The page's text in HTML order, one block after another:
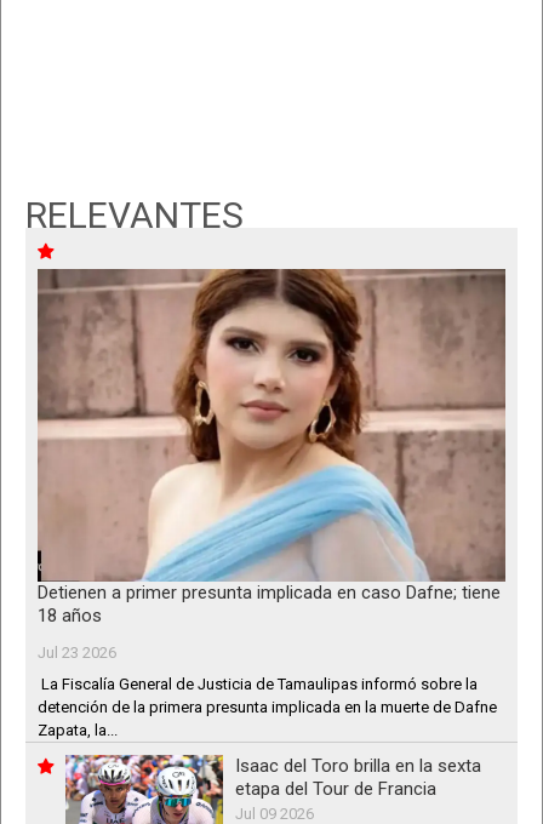
RELEVANTES
Detienen a primer presunta implicada en caso Dafne; tiene
18 años
Jul 23 2026
La Fiscalía General de Justicia de Tamaulipas informó sobre la
detención de la primera presunta implicada en la muerte de Dafne
Zapata, la...
Isaac del Toro brilla en la sexta
etapa del Tour de Francia
Jul 09 2026